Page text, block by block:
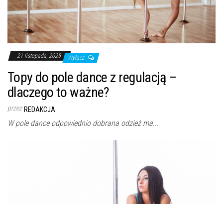
21 listopada, 2025 Wyłącz
Topy do pole dance z regulacją –
dlaczego to ważne?
przez REDAKCJA
W pole dance odpowiednio dobrana odzież ma...